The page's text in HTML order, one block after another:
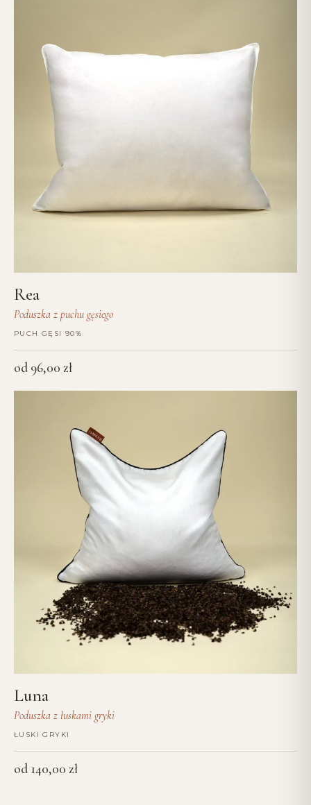
Rea
Poduszka z puchu gęsiego
PUCH GĘSI 90%
od 96,00 zł
Luna
Poduszka z łuskami gryki
ŁUSKI GRYKI
od 140,00 zł